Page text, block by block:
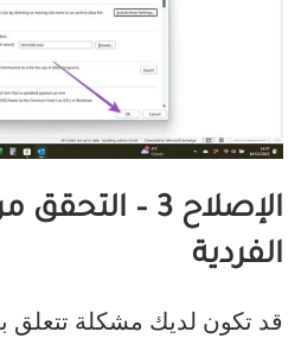
الإصلاح 3 –
الفردية
قد تكون لديك مشكلة تتعلق